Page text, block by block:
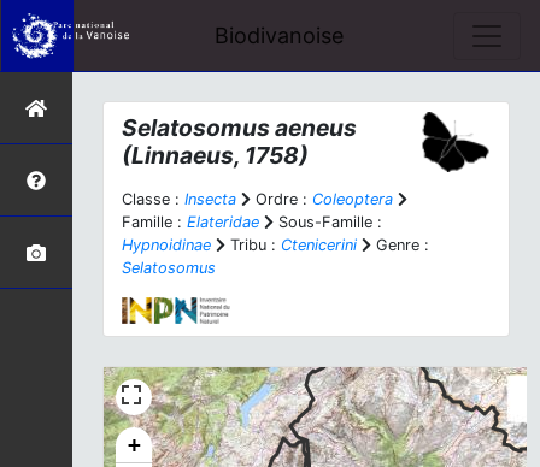
Biodivanoise
Selatosomus aeneus
(Linnaeus, 1758)
Classe : Insecta Ordre : Coleoptera
Famille : Elateridae
Sous-Famille :
Hypnoidinae
Tribu : Ctenicerini
Genre :
Selatosomus
+